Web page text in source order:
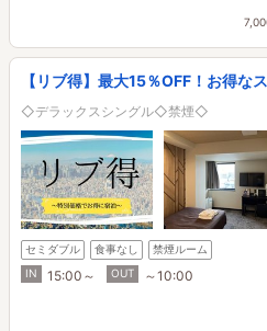
【リブ得】最大15％OFF！お得な
◇デラックスシングル◇禁煙◇
セミダブル 食事なし
禁煙ルーム
IN
15:00～ OUT ～10:00